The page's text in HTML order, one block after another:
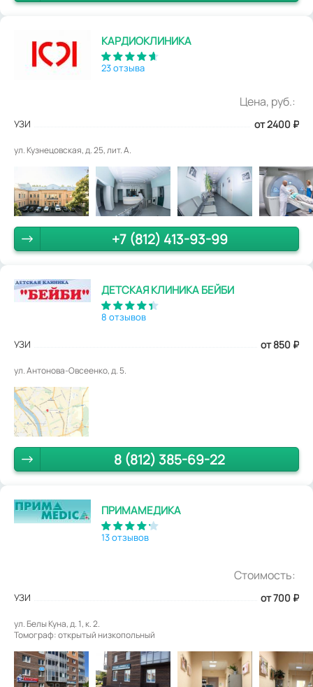
КАРДИОКЛИНИКА
23 отзыва
Цена, руб.:
УЗИ от 2400 ₽
ул. Кузнецовская, д. 25, лит. А.
+7 (812) 413-93-99
ДЕТСКАЯ КЛИНИКА БЕЙБИ
8 отзывов
УЗИ от 850 ₽
ул. Антонова-Овсеенко, д. 5.
8 (812) 385-69-22
ПРИМАМЕДИКА
13 отзывов
Стоимость:
УЗИ от 700 ₽
ул. Белы Куна, д. 1, к. 2.
Томограф: открытый низкопольный